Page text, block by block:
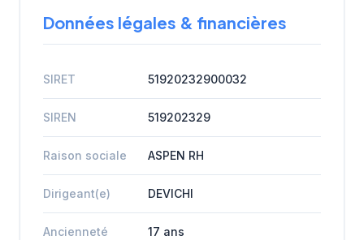
Données légales & financières
SIRET 51920232900032
SIREN 519202329
Raison sociale ASPEN RH
Dirigeant(e) DEVICHI
Ancienneté 17 ans